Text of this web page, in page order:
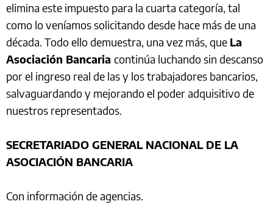
elimina este impuesto para la cuarta categoría, tal
como lo veníamos solicitando desde hace más de una
década. Todo ello demuestra, una vez más, que La
Asociación Bancaria continúa luchando sin descanso
por el ingreso real de las y los trabajadores bancarios,
salvaguardando y mejorando el poder adquisitivo de
nuestros representados.
SECRETARIADO GENERAL NACIONAL DE LA
ASOCIACIÓN BANCARIA
Con información de agencias.